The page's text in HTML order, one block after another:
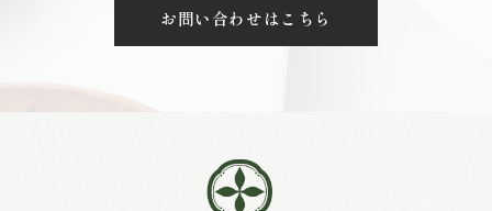
お問い合わせはこちら